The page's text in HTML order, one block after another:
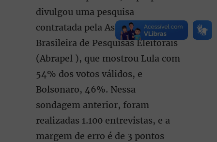
divulgou uma pesquisa
contratada pela Associação
Brasileira de Pesquisas Eleitorais
(Abrapel ), que mostrou Lula com
54% dos votos válidos, e
Bolsonaro, 46%. Nessa
sondagem anterior, foram
realizadas 1.100 entrevistas, e a
margem de erro é de 3 pontos